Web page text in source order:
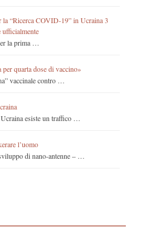
“Ricerca COVID-19” in Ucraina 3
ufficialmente
la prima …
quarta dose di vaccino»
vaccinale contro …
esiste un traffico …
l’uomo
di nano-antenne – …